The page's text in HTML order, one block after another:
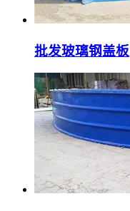
批发玻璃钢盖板